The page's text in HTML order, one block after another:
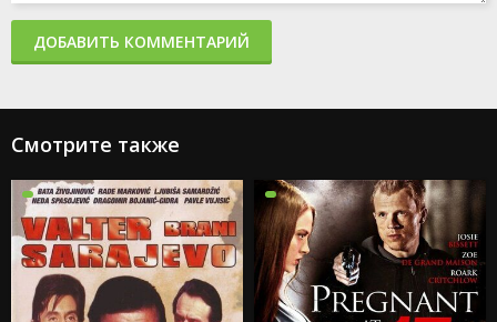
ДОБАВИТЬ КОММЕНТАРИЙ
Смотрите также